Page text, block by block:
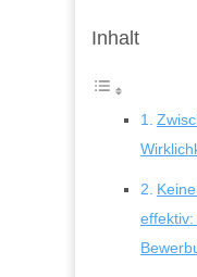
Inhalt
effektiv: